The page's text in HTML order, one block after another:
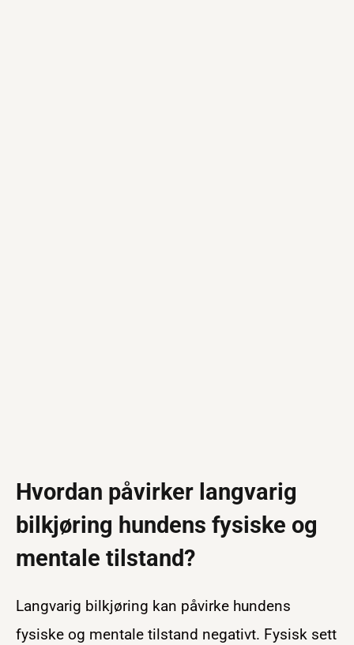
Hvordan påvirker langvarig
bilkjøring hundens fysiske og
mentale tilstand?
Langvarig bilkjøring kan påvirke hundens
fysiske og mentale tilstand negativt. Fysisk sett